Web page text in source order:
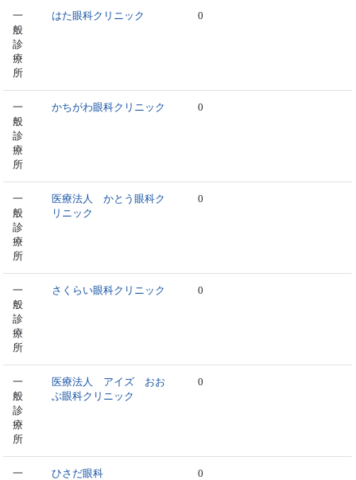
一
般
診
療
所
はた眼科クリニック 0
一
般
診
療
所
かちがわ眼科クリニック 0
一
般
診
療
所
医療法人 かとう眼科ク
リニック
0
一
般
診
療
所
さくらい眼科クリニック 0
一
般
診
療
所
医療法人 アイズ おお
ぶ眼科クリニック
0
一
ひさだ眼科 0